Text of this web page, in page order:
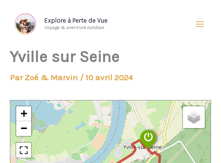
contenu
Explore à Perte de Vue
Voyage & aventure outdoor
Yville sur Seine
Par Zoé & Marvin / 10 avril 2024
+
−